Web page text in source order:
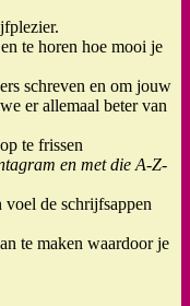
te horen hoe mooi je
schreven en om jouw
er allemaal beter van
te frissen
en met die A-Z-
de schrijfsappen
te maken waardoor je